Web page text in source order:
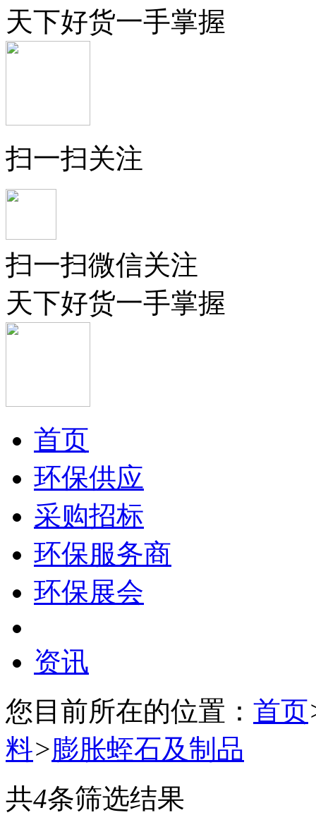
天下好货一手掌握
扫一扫关注
扫一扫微信关注
天下好货一手掌握
首页
环保供应
采购招标
环保服务商
环保展会
资讯
您目前所在的位置： 首页
料>膨胀蛭石及制品
共4条筛选结果